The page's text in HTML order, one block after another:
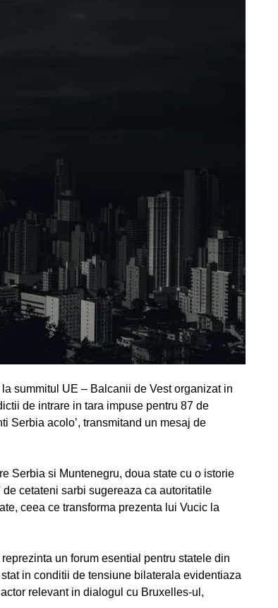
summitul UE – Balcanii de Vest organizat in
de intrare in tara impuse pentru 87 de
Serbia acolo’, transmitand un mesaj de
Serbia si Muntenegru, doua state cu o istorie
cetateni sarbi sugereaza ca autoritatile
ceea ce transforma prezenta lui Vucic la
un forum esential pentru statele din
in conditii de tensiune bilaterala evidentiaza
relevant in dialogul cu Bruxelles-ul,